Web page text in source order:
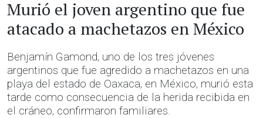
Murió el joven argentino que fue
atacado a machetazos en México
Benjamín Gamond, uno de los tres jóvenes
argentinos que fue agredido a machetazos en una
playa del estado de Oaxaca, en México, murió esta
tarde como consecuencia de la herida recibida en
el cráneo, confirmaron familiares.